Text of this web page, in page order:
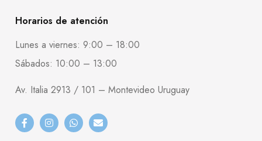
Horarios de atención
Lunes a viernes: 9:00 – 18:00
Sábados: 10:00 – 13:00
Av. Italia 2913 / 101 – Montevideo Uruguay